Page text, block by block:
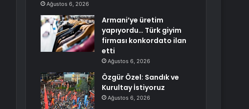
Ağustos 6, 2026
Armani’ye üretim
yapıyordu… Türk giyim
firması konkordato ilan
etti
Ağustos 6, 2026
Özgür Özel: Sandık ve
Kurultay İstiyoruz
Ağustos 6, 2026